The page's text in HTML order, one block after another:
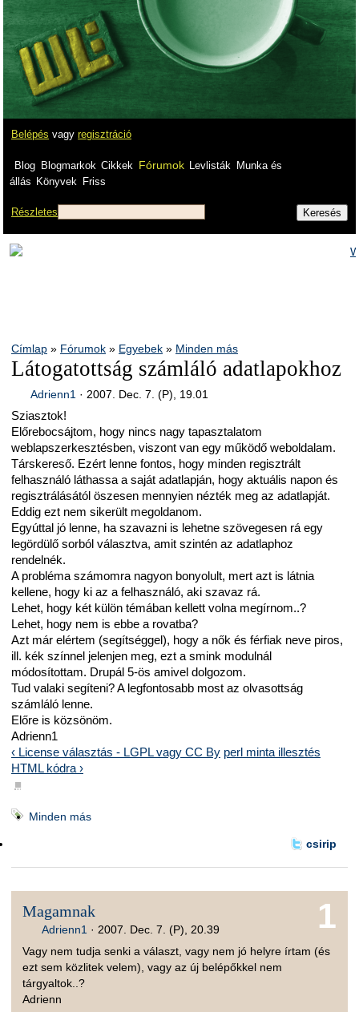
Belépés vagy regisztráció
Blog Blogmarkok Cikkek Fórumok Levlisták
Munka és
állás Könyvek Friss
Részletes
Címlap » Fórumok » Egyebek » Minden más
Látogatottság számláló adatlapokhoz
Adrienn1 · 2007. Dec. 7. (P), 19.01
Sziasztok!
Előrebocsájtom, hogy nincs nagy tapasztalatom
weblapszerkesztésben, viszont van egy működő weboldalam.
Társkereső. Ezért lenne fontos, hogy minden regisztrált
felhasználó láthassa a saját adatlapján, hogy aktuális napon és
regisztrálásától öszesen mennyien nézték meg az adatlapját.
Eddig ezt nem sikerült megoldanom.
Egyúttal jó lenne, ha szavazni is lehetne szövegesen rá egy
legördülő sorból választva, amit szintén az adatlaphoz
rendelnék.
A probléma számomra nagyon bonyolult, mert azt is látnia
kellene, hogy ki az a felhasználó, aki szavaz rá.
Lehet, hogy két külön témában kellett volna megírnom..?
Lehet, hogy nem is ebbe a rovatba?
Azt már elértem (segítséggel), hogy a nők és férfiak neve piros,
ill. kék színnel jelenjen meg, ezt a smink modulnál
módosítottam. Drupál 5-ös amivel dolgozom.
Tud valaki segíteni? A legfontosabb most az olvasottság
számláló lenne.
Előre is közsönöm.
Adrienn1
‹ License választás - LGPL vagy CC By perl minta illesztés
HTML kódra ›
■
Minden más
csirip
1
Magamnak
Adrienn1 · 2007. Dec. 7. (P), 20.39
Vagy nem tudja senki a választ, vagy nem jó helyre írtam (és
ezt sem közlitek velem), vagy az új belépőkkel nem
tárgyaltok..?
Adrienn